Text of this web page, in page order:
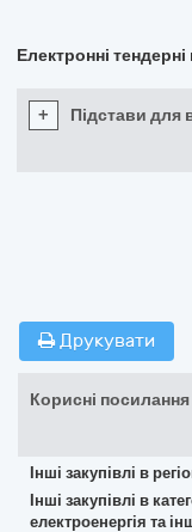
Електронні
+ Підстави для
Друкувати
Корисні посилання
Інші закупівлі в
Інші закупівлі в
електроенергія та